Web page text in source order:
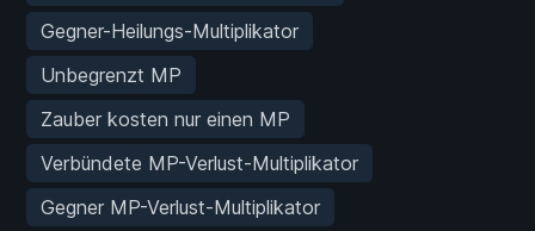
Gegner-Heilungs-Multiplikator
Unbegrenzt MP
Zauber kosten nur einen MP
Verbündete MP-Verlust-Multiplikator
Gegner MP-Verlust-Multiplikator